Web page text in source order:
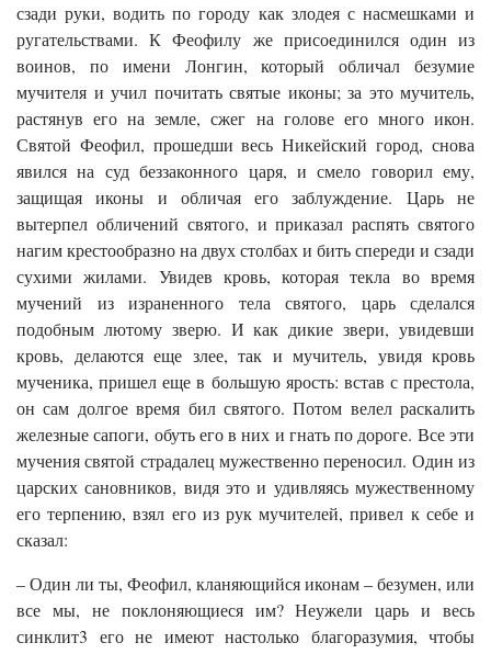
сзади руки, водить по городу как злодея с насмешками и
ругательствами. К Феофилу же присоединился один из
воинов, по имени Лонгин, который обличал безумие
мучителя и учил почитать святые иконы; за это мучитель,
растянув его на земле, сжег на голове его много икон.
Святой Феофил, прошедши весь Никейский город, снова
явился на суд беззаконного царя, и смело говорил ему,
защищая иконы и обличая его заблуждение. Царь не
вытерпел обличений святого, и приказал распять святого
нагим крестообразно на двух столбах и бить спереди и сзади
сухими жилами. Увидев кровь, которая текла во время
мучений из израненного тела святого, царь сделался
подобным лютому зверю. И как дикие звери, увидевши
кровь, делаются еще злее, так и мучитель, увидя кровь
мученика, пришел еще в большую ярость: встав с престола,
он сам долгое время бил святого. Потом велел раскалить
железные сапоги, обуть его в них и гнать по дороге. Все эти
мучения святой страдалец мужественно переносил. Один из
царских сановников, видя это и удивляясь мужественному
его терпению, взял его из рук мучителей, привел к себе и
сказал:
– Один ли ты, Феофил, кланяющийся иконам – безумен, или
все мы, не поклоняющиеся им? Неужели царь и весь
синклит3 его не имеют настолько благоразумия, чтобы